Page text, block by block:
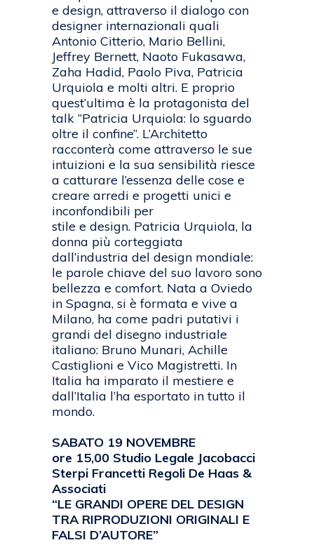
e design, attraverso il dialogo con
designer internazionali quali
Antonio Citterio, Mario Bellini,
Jeffrey Bernett, Naoto Fukasawa,
Zaha Hadid, Paolo Piva, Patricia
Urquiola e molti altri. E proprio
quest’ultima è la protagonista del
talk “Patricia Urquiola: lo sguardo
oltre il confine”. L’Architetto
racconterà come attraverso le sue
intuizioni e la sua sensibilità riesce
a catturare l’essenza delle cose e
creare arredi e progetti unici e
inconfondibili per
stile e design. Patricia Urquiola, la
donna più corteggiata
dall’industria del design mondiale:
le parole chiave del suo lavoro sono
bellezza e comfort. Nata a Oviedo
in Spagna, si è formata e vive a
Milano, ha come padri putativi i
grandi del disegno industriale
italiano: Bruno Munari, Achille
Castiglioni e Vico Magistretti. In
Italia ha imparato il mestiere e
dall’Italia l’ha esportato in tutto il
mondo.
SABATO 19 NOVEMBRE
ore 15,00 Studio Legale Jacobacci
Sterpi Francetti Regoli De Haas &
Associati
“LE GRANDI OPERE DEL DESIGN
TRA RIPRODUZIONI ORIGINALI E
FALSI D’AUTORE”